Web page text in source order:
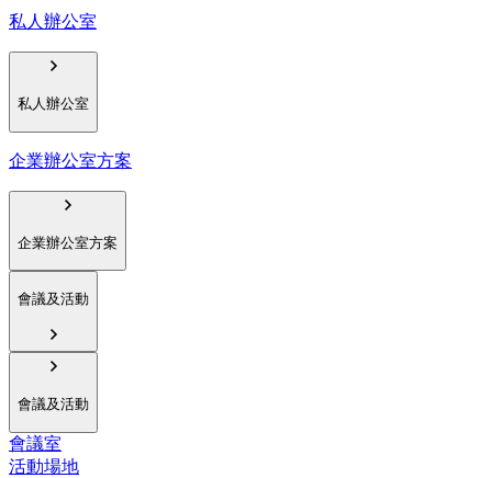
私人辦公室
私人辦公室
企業辦公室方案
企業辦公室方案
會議及活動
會議及活動
會議室
活動場地